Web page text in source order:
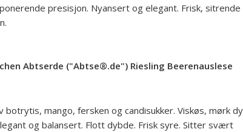
presisjon. Nyansert og elegant. Frisk, sitrende
Abtserde ("Abtse®.de") Riesling Beerenauslese
mango, fersken og candisukker. Viskøs, mørk
og balansert. Flott dybde. Frisk syre. Sitter svært